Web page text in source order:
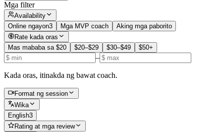
Mga filter
Availability
Online ngayon3 Mga MVP coach
Aking mga paborito
Rate kada oras
Mas mababa sa $20
$20–$29 $30–$49 $50+
–
Kada oras, itinakda ng bawat coach.
Format ng session
Wika
English3
Rating at mga review